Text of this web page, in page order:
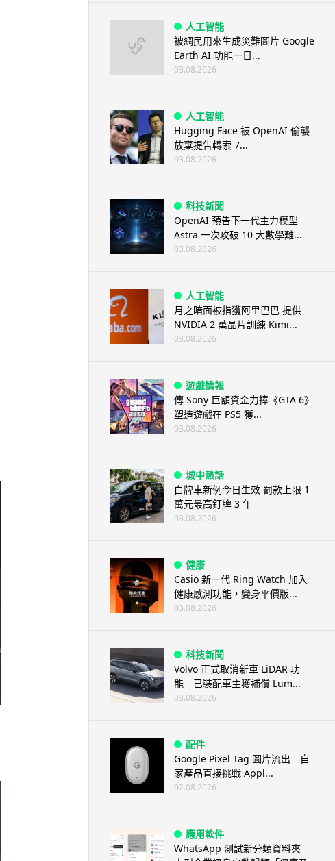
人工智能
被網民用來生成災難圖片 Google
Earth AI 功能一日...
03.08.2026
人工智能
Hugging Face 被 OpenAI 偷襲
放棄提告轉索 7...
03.08.2026
科技新聞
OpenAI 預告下一代主力模型
Astra 一次攻破 10 大數學難...
03.08.2026
人工智能
月之暗面被指獲阿里巴巴 提供
NVIDIA 2 萬晶片訓練 Kimi...
03.08.2026
遊戲情報
傳 Sony 巨額資金力捧《GTA 6》
塑造遊戲在 PS5 獲...
03.08.2026
城中熱話
白牌車新例今日生效 罰款上限 1
萬元最高釘牌 3 年
03.08.2026
健康
Casio 新一代 Ring Watch 加入
健康感測功能，變身平價版...
03.08.2026
科技新聞
Volvo 正式取消新車 LiDAR 功
能 已裝配車主獲補償 Lum...
03.08.2026
配件
Google Pixel Tag 圖片流出 自
家產品直接挑戰 Appl...
02.08.2026
應用軟件
WhatsApp 測試新分類資料夾